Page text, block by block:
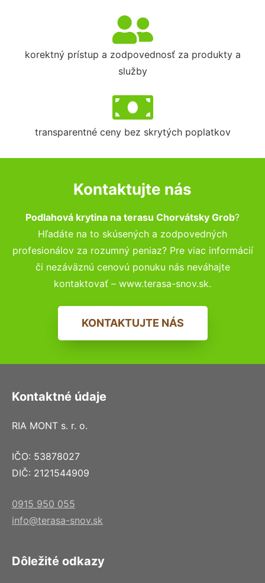
korektný prístup a zodpovednosť za produkty a
služby
transparentné ceny bez skrytých poplatkov
Kontaktujte nás
Podlahová krytina na terasu Chorvátsky Grob?
Hľadáte na to skúsených a zodpovedných
profesionálov za rozumný peniaz? Pre viac informácií
či nezáväznú cenovú ponuku nás neváhajte
kontaktovať – www.terasa-snov.sk.
KONTAKTUJTE NÁS
Kontaktné údaje
RIA MONT s. r. o.
IČO: 53878027
DIČ: 2121544909
0915 950 055
info@terasa-snov.sk
Dôležité odkazy